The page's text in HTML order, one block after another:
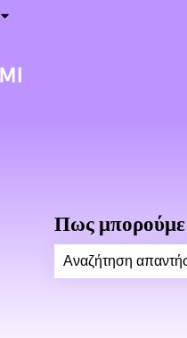
Εμφάνιση υπομενού για
Πως